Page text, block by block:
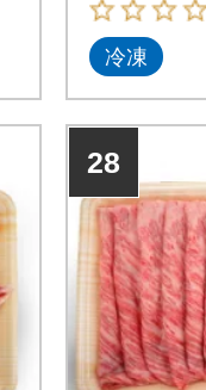
冷凍
28